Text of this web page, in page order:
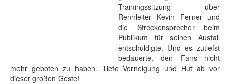
Trainingssitzung über
Rennleiter Kevin Ferner und
die Streckensprecher beim
Publikum für seinen Ausfall
entschuldigte. Und es zutiefst
bedauerte, den Fans nicht
mehr geboten zu haben. Tiefe Verneigung und Hut ab vor
dieser großen Geste!